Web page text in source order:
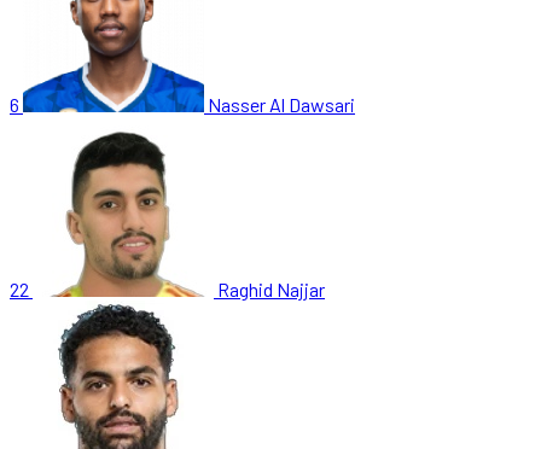
6 Nasser Al Dawsari
22 Raghid Najjar